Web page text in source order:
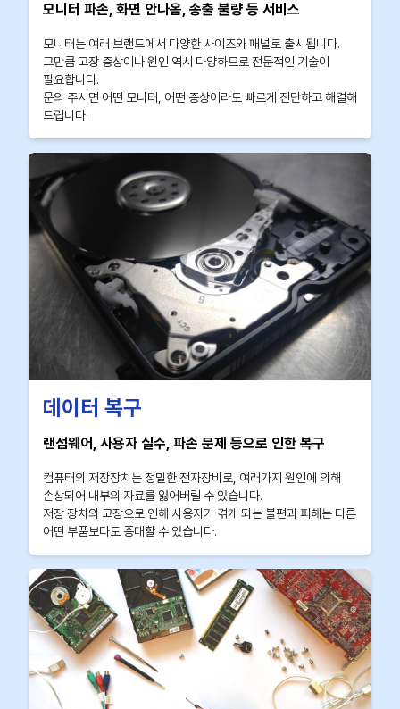
모니터 파손, 화면 안나옴, 송출 불량 등 서비스
모니터는 여러 브랜드에서 다양한 사이즈와 패널로 출시됩니다.
그만큼 고장 증상이나 원인 역시 다양하므로 전문적인 기술이
필요합니다.
문의 주시면 어떤 모니터, 어떤 증상이라도 빠르게 진단하고 해결해
드립니다.
데이터 복구
랜섬웨어, 사용자 실수, 파손 문제 등으로 인한 복구
컴퓨터의 저장장치는 정밀한 전자장비로, 여러가지 원인에 의해
손상되어 내부의 자료를 잃어버릴 수 있습니다.
저장 장치의 고장으로 인해 사용자가 겪게 되는 불편과 피해는 다른
어떤 부품보다도 중대할 수 있습니다.